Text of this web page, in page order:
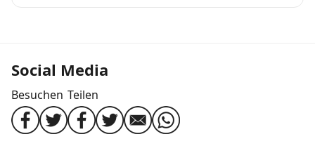
Social Media
Besuchen Teilen